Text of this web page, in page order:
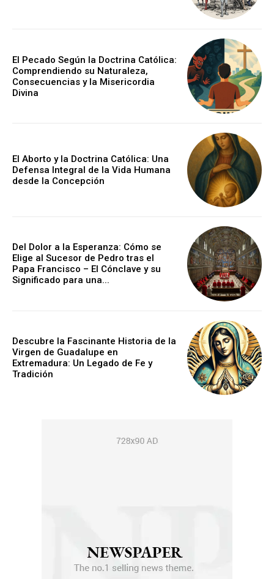
El Pecado Según la Doctrina Católica:
Comprendiendo su Naturaleza,
Consecuencias y la Misericordia
Divina
El Aborto y la Doctrina Católica: Una
Defensa Integral de la Vida Humana
desde la Concepción
Del Dolor a la Esperanza: Cómo se
Elige al Sucesor de Pedro tras el
Papa Francisco – El Cónclave y su
Significado para una...
Descubre la Fascinante Historia de la
Virgen de Guadalupe en
Extremadura: Un Legado de Fe y
Tradición